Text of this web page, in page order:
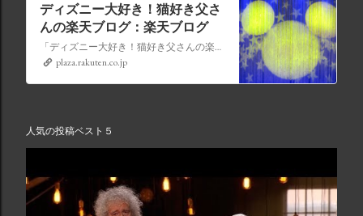
ディズニー大好き！猫好き父さ
んの楽天ブログ：楽天ブログ
「ディズニー大好き！猫好き父さんの楽天ブログ」にようこそ！ いろんなブログサービスが廃止になるなか満を持して楽天ブログをはじめようと思います。 よろしくお願いいたします。
plaza.rakuten.co.jp
人気の投稿ベスト５